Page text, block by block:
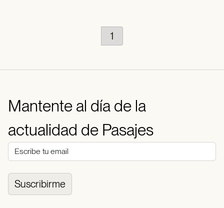
1
Mantente al día de la
actualidad de Pasajes
Suscribirme